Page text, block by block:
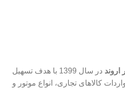
اروند
در سال 1399 با هدف تسهیل
کالاهای تجاری، انواع موتور و